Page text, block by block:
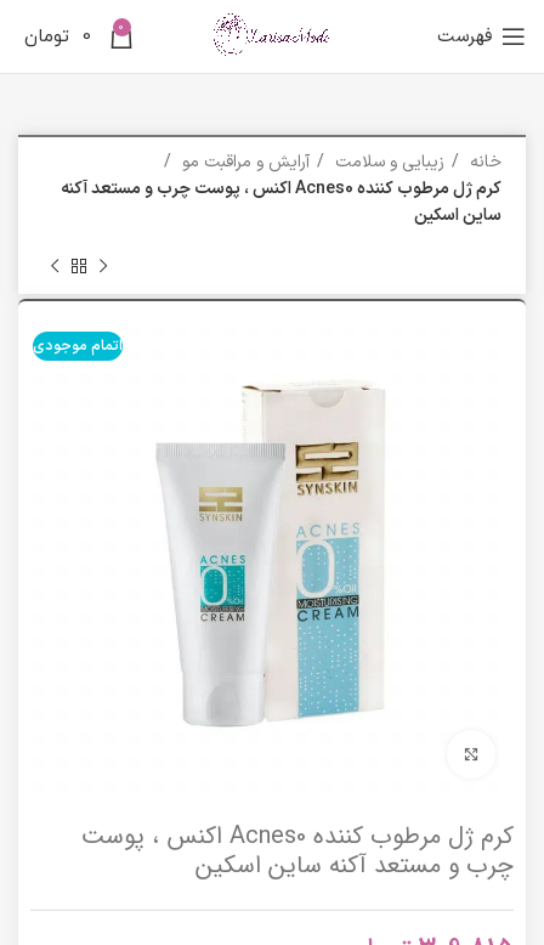
فهرست 0
0 تومان
خانه زیبایی و سلامت
آرایش و مراقبت مو
کرم ژل مرطوب کننده Acnes0 اکنس ، پوست چرب و مستعد آکنه
ساین اسکین
اتمام موجودی
کرم ژل مرطوب کننده Acnes0 اکنس ، پوست
چرب و مستعد آکنه ساین اسکین